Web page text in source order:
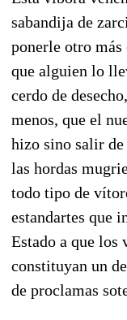
sabandija de
ponerle otro
que alguien lo
cerdo de
menos, que el
hizo sino salir
las hordas
todo tipo de
estandartes que
Estado a que los
constituyan un
de proclamas